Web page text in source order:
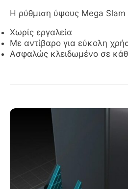
Η ρύθμιση ύψους Mega Slam
Χωρίς εργαλεία
Με αντίβαρο για εύκολη
Ασφαλώς κλειδωμένο σε